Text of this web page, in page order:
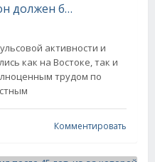
Пульс человека: каким он должен быть на самом деле
активности и
как на Востоке, так и
трудом по
Комментировать